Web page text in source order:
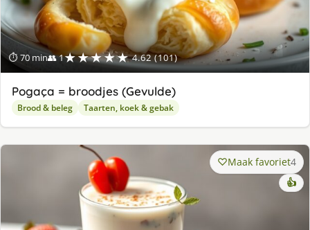
⏱ 70 min👥 1★★★★★ 4.62 (101)
Pogaça = broodjes (Gevulde)
Brood & beleg Taarten, koek & gebak
Maak favoriet4
👍